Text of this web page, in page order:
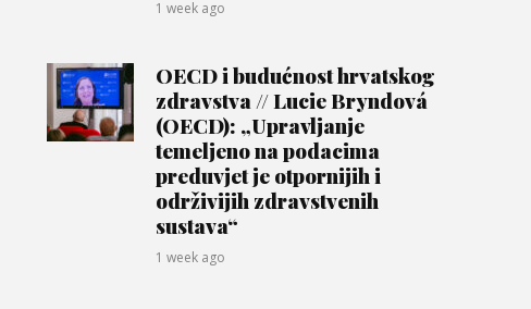
1 week ago
OECD i budućnost hrvatskog
zdravstva // Lucie Bryndová
(OECD): „Upravljanje
temeljeno na podacima
preduvjet je otpornijih i
održivijih zdravstvenih
sustava“
1 week ago